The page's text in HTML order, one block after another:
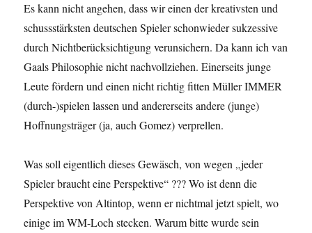
Es kann nicht angehen, dass wir einen der kreativsten und
schussstärksten deutschen Spieler schonwieder sukzessive
durch Nichtberücksichtigung verunsichern. Da kann ich van
Gaals Philosophie nicht nachvollziehen. Einerseits junge
Leute fördern und einen nicht richtig fitten Müller IMMER
(durch-)spielen lassen und andererseits andere (junge)
Hoffnungsträger (ja, auch Gomez) verprellen.
Was soll eigentlich dieses Gewäsch, von wegen „jeder
Spieler braucht eine Perspektive“ ??? Wo ist denn die
Perspektive von Altintop, wenn er nichtmal jetzt spielt, wo
einige im WM-Loch stecken. Warum bitte wurde sein